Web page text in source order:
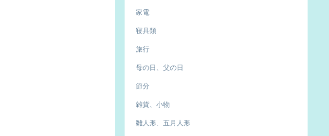
家電
寝具類
旅行
母の日、父の日
節分
雑貨、小物
雛人形、五月人形